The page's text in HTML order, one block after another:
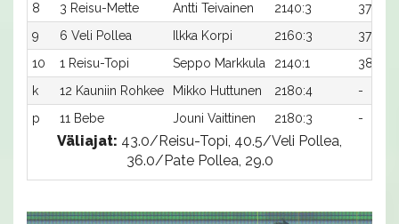
8
3 Reisu-Mette Antti Teivainen 2140:3 37,5
9
6 Veli Pollea Ilkka Korpi 2160:3 37,1
10
1 Reisu-Topi Seppo Markkula 2140:1 38,6
k
12 Kauniin Rohkee Mikko Huttunen 2180:4 -
p
11 Bebe Jouni Vaittinen 2180:3 -
Väliajat: 43.0/Reisu-Topi, 40.5/Veli Pollea,
36.0/Pate Pollea, 29.0